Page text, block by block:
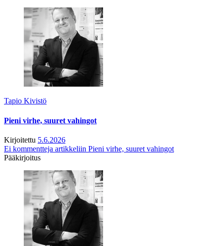
Tapio Kivistö
Pieni virhe, suuret vahingot
Kirjoitettu 5.6.2026
Ei kommentteja artikkeliin Pieni virhe, suuret vahingot
Pääkirjoitus